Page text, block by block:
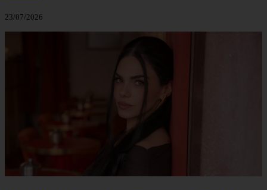
23/07/2026